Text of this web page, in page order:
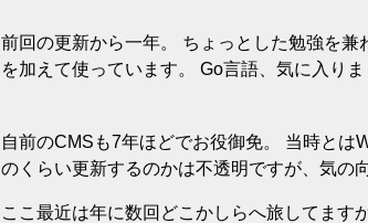
前回の更新から一年。 ちょっとした勉強を
を加えて使っています。 Go言語、気に入りま
自前のCMSも7年ほどでお役御免。 当時と
のくらい更新するのかは不透明ですが、気の
ここ最近は年に数回どこかしらへ旅してます